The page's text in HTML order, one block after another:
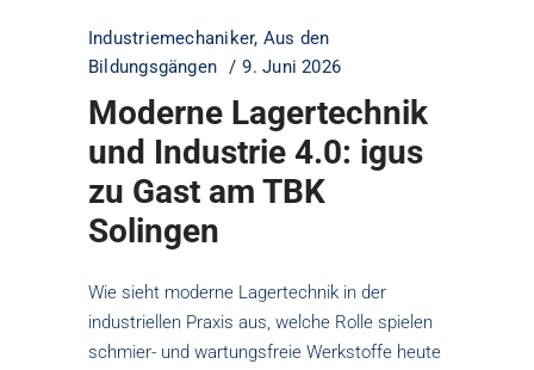
Industriemechaniker, Aus den
Bildungsgängen
9. Juni 2026
Moderne Lagertechnik
und Industrie 4.0: igus
zu Gast am TBK
Solingen
Wie sieht moderne Lagertechnik in der
industriellen Praxis aus, welche Rolle spielen
schmier- und wartungsfreie Werkstoffe heute